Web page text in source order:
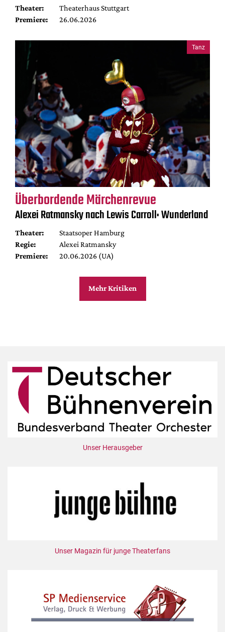
Theater:
Theaterhaus Stuttgart
Premiere:
26.06.2026
Tanz
Überbordende Märchenrevue
Alexei Ratmansky nach Lewis Carroll: Wunderland
Theater:
Staatsoper Hamburg
Regie:
Alexei Ratmansky
Premiere:
20.06.2026 (UA)
Mehr Kritiken
Unser Herausgeber
Unser Magazin für junge Theaterfans